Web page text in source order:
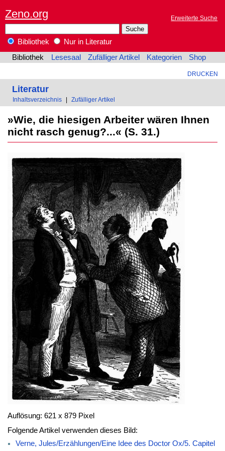
Zeno.org Erweiterte Suche
Bibliothek
Nur in Literatur
Bibliothek
Lesesaal Zufälliger Artikel Kategorien Shop
DRUCKEN
Literatur
Inhaltsverzeichnis Zufälliger Artikel
»Wie, die hiesigen Arbeiter wären Ihnen
nicht rasch genug?...« (S. 31.)
Auflösung: 621 x 879 Pixel
Folgende Artikel verwenden dieses Bild:
Verne, Jules/Erzählungen/Eine Idee des Doctor Ox/5. Capitel